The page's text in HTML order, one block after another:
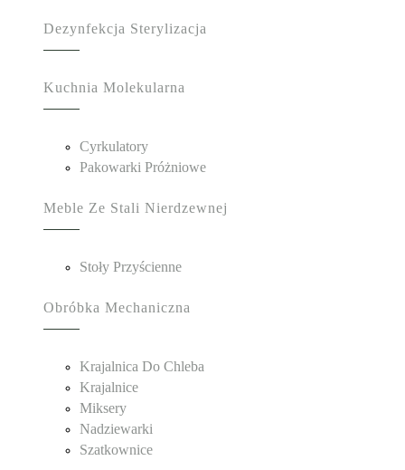
Dezynfekcja Sterylizacja
Kuchnia Molekularna
Cyrkulatory
Pakowarki Próżniowe
Meble Ze Stali Nierdzewnej
Stoły Przyścienne
Obróbka Mechaniczna
Krajalnica Do Chleba
Krajalnice
Miksery
Nadziewarki
Szatkownice